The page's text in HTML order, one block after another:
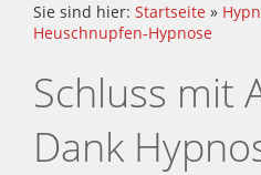
Sie sind hier: Startseite »
Heuschnupfen-Hypnose
Schluss mit
Dank